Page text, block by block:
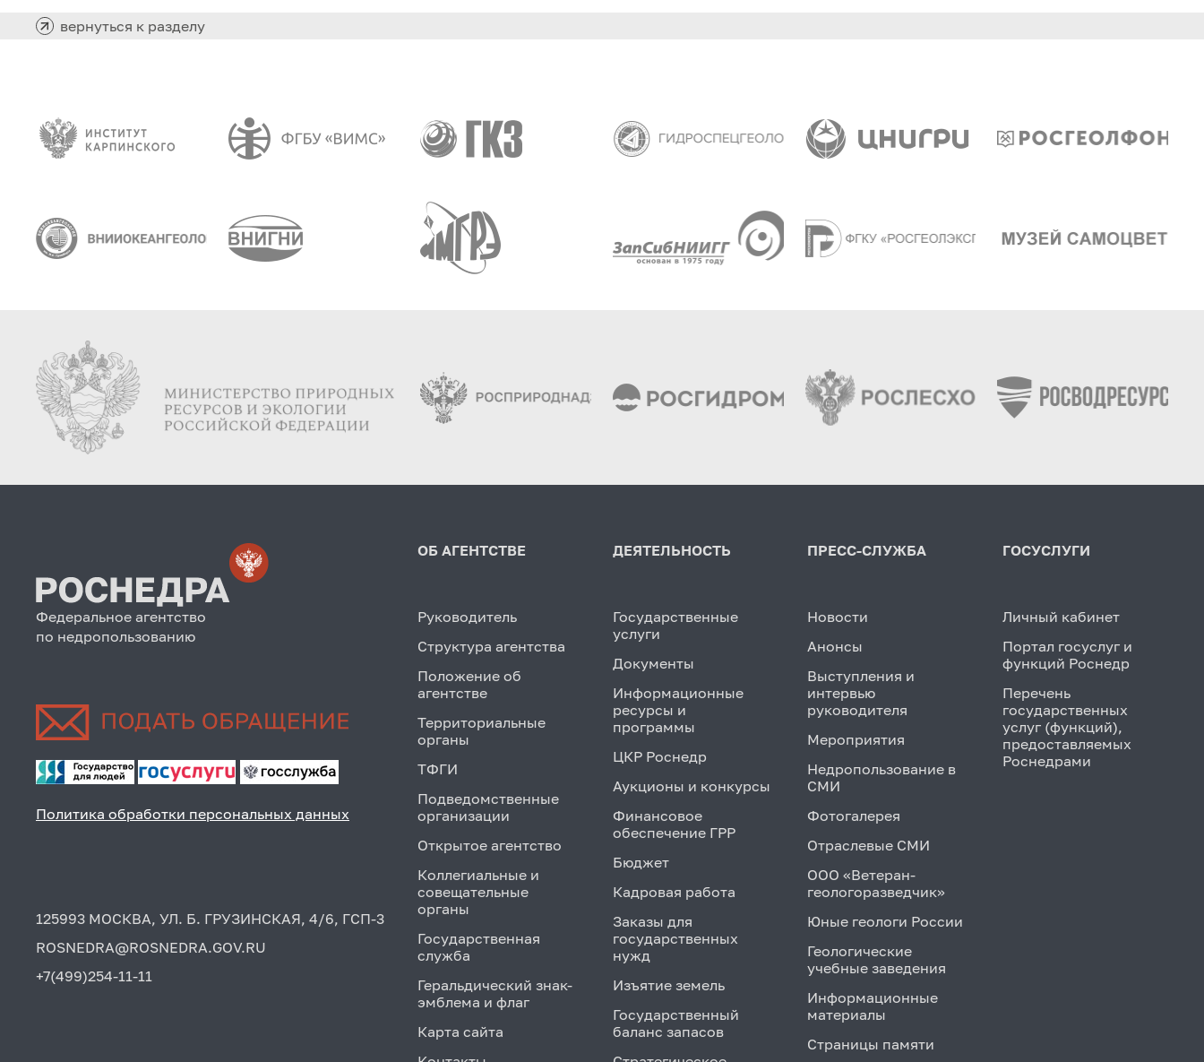
вернуться к разделу
Федеральное агентство
по недропользованию
Политика обработки персональных данных
125993 МОСКВА, УЛ. Б. ГРУЗИНСКАЯ, 4/6, ГСП-3
ROSNEDRA@ROSNEDRA.GOV.RU
+7(499)254-11-11
ОБ АГЕНТСТВЕ
Руководитель
Структура агентства
Положение об
агентстве
Территориальные
органы
ТФГИ
Подведомственные
организации
Открытое агентство
Коллегиальные и
совещательные
органы
Государственная
служба
Геральдический знак-
эмблема и флаг
Карта сайта
ДЕЯТЕЛЬНОСТЬ
Государственные
услуги
Документы
Информационные
ресурсы и
программы
ЦКР Роснедр
Аукционы и конкурсы
Финансовое
обеспечение ГРР
Бюджет
Кадровая работа
Заказы для
государственных
нужд
Изъятие земель
Государственный
баланс запасов
ПРЕСС-СЛУЖБА
Новости
Анонсы
Выступления и
интервью
руководителя
Мероприятия
Недропользование в
СМИ
Фотогалерея
Отраслевые СМИ
ООО «Ветеран-
геологоразведчик»
Юные геологи России
Геологические
учебные заведения
Информационные
материалы
Страницы памяти
ГОСУСЛУГИ
Личный кабинет
Портал госуслуг и
функций Роснедр
Перечень
государственных
услуг (функций),
предоставляемых
Роснедрами